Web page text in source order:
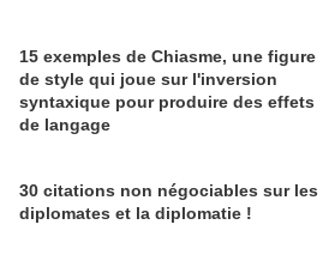
15 exemples de Chiasme, une figure
de style qui joue sur l'inversion
syntaxique pour produire des effets
de langage
30 citations non négociables sur les
diplomates et la diplomatie !